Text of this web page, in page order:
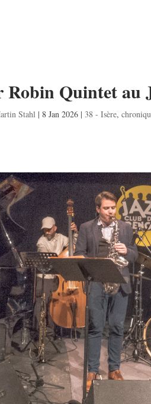
Robin Quintet au
Stahl | 8 Jan 2026 | 38 - Isère,